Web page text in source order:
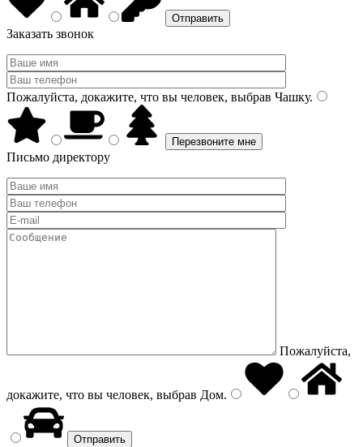
Заказать звонок
Пожалуйста, докажите, что вы человек, выбрав Чашку.
Письмо директору
Пожалуйста,
докажите, что вы человек, выбрав Дом.